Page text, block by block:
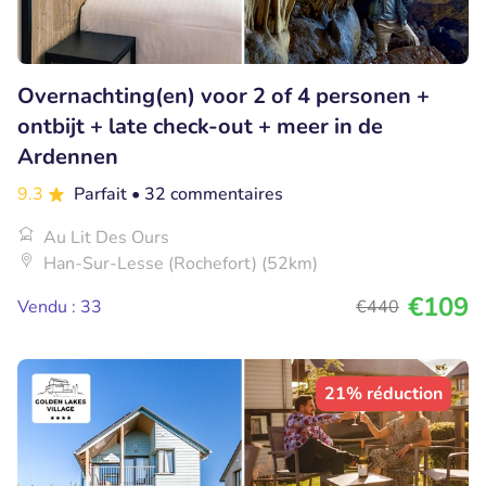
Overnachting(en) voor 2 of 4 personen +
ontbijt + late check-out + meer in de
Ardennen
9.3 Parfait • 32 commentaires
Au Lit Des Ours
Han-Sur-Lesse (Rochefort) (52km)
Vendu : 33
€440 €109
21% réduction